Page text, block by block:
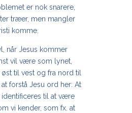
er nok snarere,
træer, men mangler
komme.
når Jesus kommer
vil være som lynet,
til vest og fra nord til
forstå Jesu ord her: At
identificeres til at være
vi kender, som fx. at